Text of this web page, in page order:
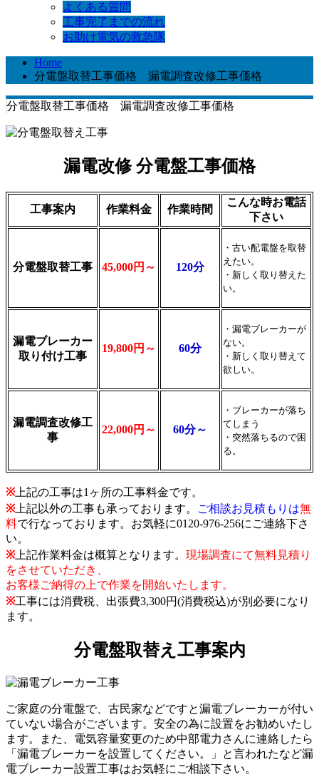
よくある質問
工事完了までの流れ
お助け電気の救急隊
Home
分電盤取替工事価格 漏電調査改修工事価格
分電盤取替工事価格 漏電調査改修工事価格
漏電改修 分電盤工事価格
工事案内 作業料金 作業時間
こんな時お電話
下さい
分電盤取替工事 45,000円～ 120分
・古い配電盤を取替
えたい。
・新しく取り替えた
い。
漏電ブレーカー
取り付け工事
19,800円～ 60分
・漏電ブレーカーが
ない。
・新しく取り替えて
欲しい。
漏電調査改修工
事
22,000円～ 60分～
・ブレーカーが落ち
てしまう
・突然落ちるので困
る。
※上記の工事は1ヶ所の工事料金です。
※上記以外の工事も承っております。 ご相談お見積もりは無
料で行なっております。お気軽に0120-976-256にご連絡下さ
い。
※上記作業料金は概算となります。 現場調査にて無料見積り
をさせていただき、
お客様ご納得の上で作業を開始いたします。
※工事には消費税、出張費3,300円(消費税込)が別必要になり
ます。
分電盤取替え工事案内
ご家庭の分電盤で、古民家などですと漏電ブレーカーが付い
ていない場合がございます。安全の為に設置をお勧めいたし
ます。また、電気容量変更のため中部電力さんに連絡したら
「漏電ブレーカーを設置してください。」と言われたなど漏
電ブレーカー設置工事はお気軽にご相談下さい。